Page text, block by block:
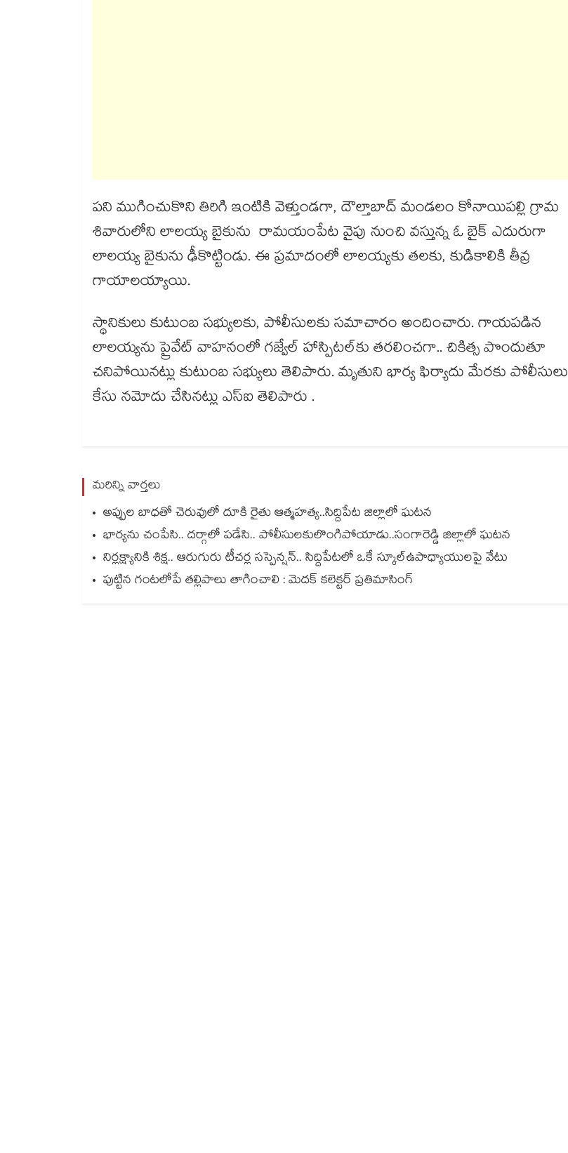
పని ముగించుకొని తిరిగి ఇంటికి వెళ్తుండగా, దౌల్తాబాద్ మండలం కోనాయిపల్లి గ్రామ
శివారులోని లాలయ్య బైకును రామయంపేట వైపు నుంచి వస్తున్న ఓ బైక్ ఎదురుగా
లాలయ్య బైకును ఢీకొట్టిండు. ఈ ప్రమాదంలో లాలయ్యకు తలకు, కుడికాలికి తీవ్ర
గాయాలయ్యాయి.
స్థానికులు కుటుంబ సభ్యులకు, పోలీసులకు సమాచారం అందించారు. గాయపడిన
లాలయ్యను ప్రైవేట్ వాహనంలో గజ్వేల్ హాస్పిటల్‌‌‌‌‌‌‌‌‌‌‌‌‌‌‌‌కు తరలించగా.. చికిత్స పొందుతూ
చనిపోయినట్లు కుటుంబ సభ్యులు తెలిపారు. మృతుని భార్య ఫిర్యాదు మేరకు పోలీసులు
కేసు నమోదు చేసినట్లు ఎస్‌‌‌‌‌‌‌‌‌‌‌‌‌‌‌‌ఐ తెలిపారు .
మరిన్ని వార్తలు
అప్పుల బాధతో చెరువులో దూకి రైతు ఆత్మహత్య..సిద్దిపేట జిల్లాలో ఘటన
భార్యను చంపేసి.. దర్గాలో పడేసి.. పోలీసులకులొంగిపోయాడు..సంగారెడ్డి జిల్లాలో ఘటన
నిర్లక్ష్యానికి శిక్ష.. ఆరుగురు టీచర్ల సస్పెన్షన్.. సిద్దిపేటలో ఒకే స్కూల్ఉపాధ్యాయులపై వేటు
పుట్టిన గంటలోపే తల్లిపాలు తాగించాలి : మెదక్ కలెక్టర్ ప్రతిమాసింగ్